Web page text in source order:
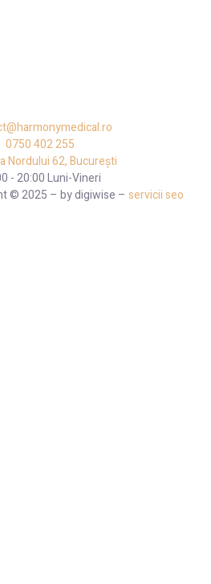
0750 402 255
Nordului 62, București
- 20:00 Luni-Vineri
© 2025 – by digiwise – servicii seo